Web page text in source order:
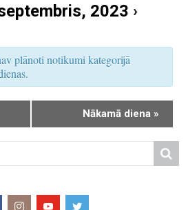
2023 ›
plānoti notikumi kategorijā
Nākamā diena »